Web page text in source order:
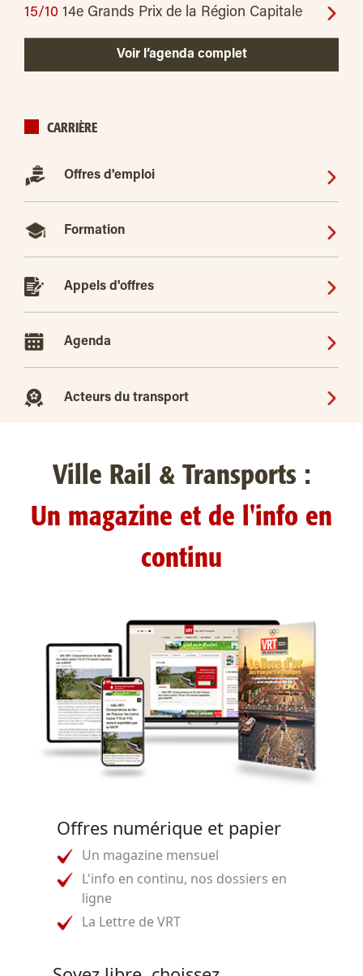
15/10 14e Grands Prix de la Région Capitale
Voir l’agenda complet
CARRIÈRE
Offres d'emploi
Formation
Appels d'offres
Agenda
Acteurs du transport
Ville Rail & Transports :
Un magazine et de l'info en
continu
Offres numérique et papier
Un magazine mensuel
L'info en continu, nos dossiers en
ligne
La Lettre de VRT